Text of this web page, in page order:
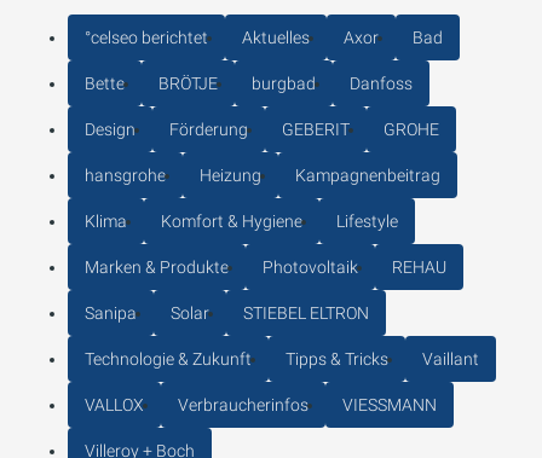
°celseo berichtet Aktuelles Axor Bad
Bette BRÖTJE burgbad Danfoss
Design Förderung GEBERIT GROHE
hansgrohe Heizung Kampagnenbeitrag
Klima Komfort & Hygiene Lifestyle
Marken & Produkte Photovoltaik REHAU
Sanipa Solar STIEBEL ELTRON
Technologie & Zukunft Tipps & Tricks Vaillant
VALLOX Verbraucherinfos VIESSMANN
Villeroy + Boch